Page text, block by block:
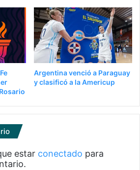
Argentina venció a Paraguay
y clasificó a la Americup
estar conectado para